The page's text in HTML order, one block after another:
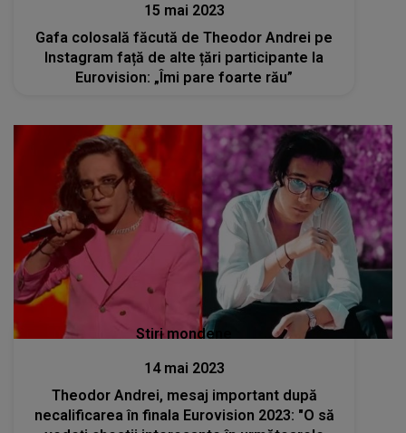
15 mai 2023
Gafa colosală făcută de Theodor Andrei pe
Instagram față de alte țări participante la
Eurovision: „Îmi pare foarte rău”
Stiri mondene
14 mai 2023
Theodor Andrei, mesaj important după
necalificarea în finala Eurovision 2023: "O să